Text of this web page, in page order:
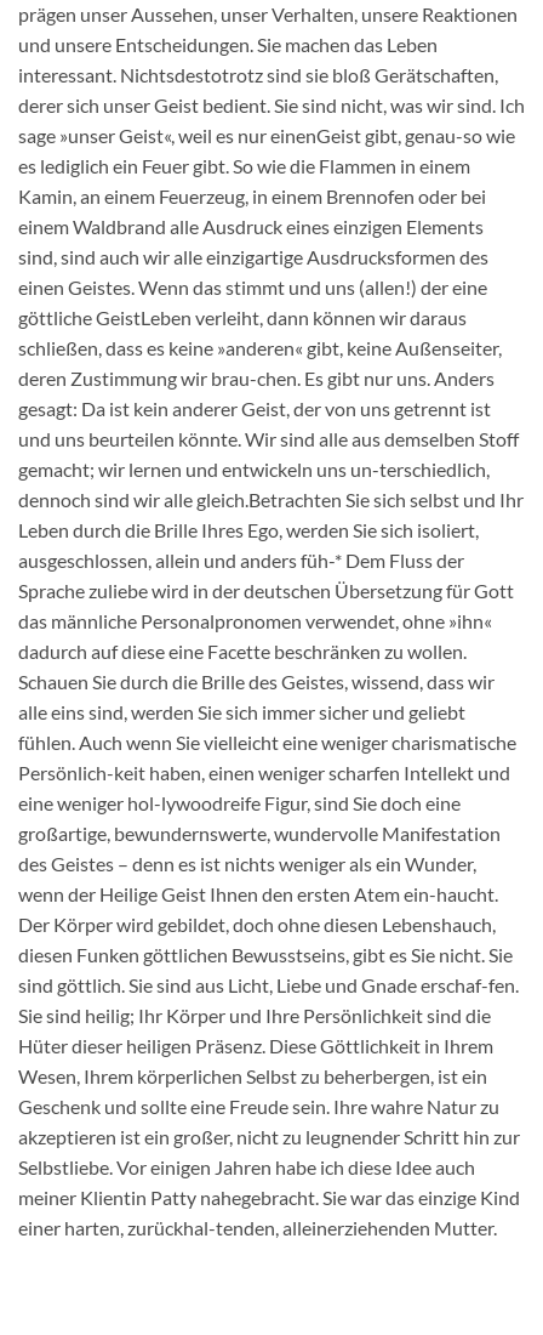
prägen unser Aussehen, unser Verhalten, unsere Reaktionen
und unsere Entscheidungen. Sie machen das Leben
interessant. Nichtsdestotrotz sind sie bloß Gerätschaften,
derer sich unser Geist bedient. Sie sind nicht, was wir sind. Ich
sage »unser Geist«, weil es nur einenGeist gibt, genau-so wie
es lediglich ein Feuer gibt. So wie die Flammen in einem
Kamin, an einem Feuerzeug, in einem Brennofen oder bei
einem Waldbrand alle Ausdruck eines einzigen Elements
sind, sind auch wir alle einzigartige Ausdrucksformen des
einen Geistes. Wenn das stimmt und uns (allen!) der eine
göttliche GeistLeben verleiht, dann können wir daraus
schließen, dass es keine »anderen« gibt, keine Außenseiter,
deren Zustimmung wir brau-chen. Es gibt nur uns. Anders
gesagt: Da ist kein anderer Geist, der von uns getrennt ist
und uns beurteilen könnte. Wir sind alle aus demselben Stoff
gemacht; wir lernen und entwickeln uns un-terschiedlich,
dennoch sind wir alle gleich.Betrachten Sie sich selbst und Ihr
Leben durch die Brille Ihres Ego, werden Sie sich isoliert,
ausgeschlossen, allein und anders füh-* Dem Fluss der
Sprache zuliebe wird in der deutschen Übersetzung für Gott
das männliche Personalpronomen verwendet, ohne »ihn«
dadurch auf diese eine Facette beschränken zu wollen.
Schauen Sie durch die Brille des Geistes, wissend, dass wir
alle eins sind, werden Sie sich immer sicher und geliebt
fühlen. Auch wenn Sie vielleicht eine weniger charismatische
Persönlich-keit haben, einen weniger scharfen Intellekt und
eine weniger hol-lywoodreife Figur, sind Sie doch eine
großartige, bewundernswerte, wundervolle Manifestation
des Geistes – denn es ist nichts weniger als ein Wunder,
wenn der Heilige Geist Ihnen den ersten Atem ein-haucht.
Der Körper wird gebildet, doch ohne diesen Lebenshauch,
diesen Funken göttlichen Bewusstseins, gibt es Sie nicht. Sie
sind göttlich. Sie sind aus Licht, Liebe und Gnade erschaf-fen.
Sie sind heilig; Ihr Körper und Ihre Persönlichkeit sind die
Hüter dieser heiligen Präsenz. Diese Göttlichkeit in Ihrem
Wesen, Ihrem körperlichen Selbst zu beherbergen, ist ein
Geschenk und sollte eine Freude sein. Ihre wahre Natur zu
akzeptieren ist ein großer, nicht zu leugnender Schritt hin zur
Selbstliebe. Vor einigen Jahren habe ich diese Idee auch
meiner Klientin Patty nahegebracht. Sie war das einzige Kind
einer harten, zurückhal-tenden, alleinerziehenden Mutter.